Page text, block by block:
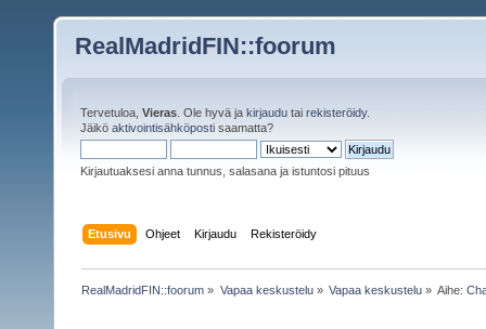
RealMadridFIN::foorum
Tervetuloa, Vieras . Ole hyvä ja kirjaudu tai rekisteröidy.
Jäikö aktivointisähköposti saamatta?
Kirjautuaksesi anna tunnus, salasana ja istuntosi pituus
Etusivu Ohjeet Kirjaudu Rekisteröidy
RealMadridFIN::foorum » Vapaa keskustelu» Vapaa keskustelu» Aihe: